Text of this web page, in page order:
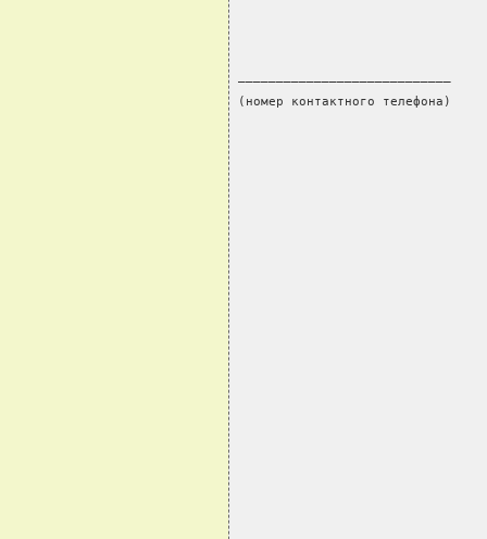
(номер контактного телефона)